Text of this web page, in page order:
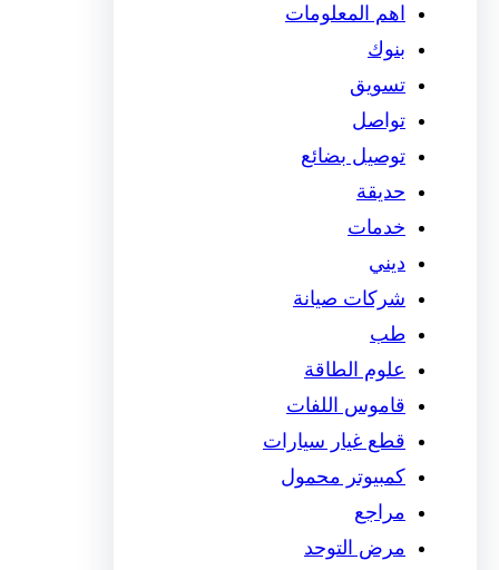
اهم المعلومات
بنوك
تسويق
تواصل
توصيل بضائع
حديقة
خدمات
ديني
شركات صيانة
طب
علوم الطاقة
قاموس اللفات
قطع غيار سيارات
كمبيوتر محمول
مراجع
مرض التوحد